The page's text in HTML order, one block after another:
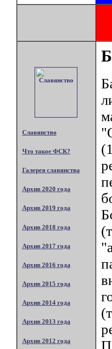
Славянство
Что такое ФСК?
Галерея славянства
Архив 2020 года
Архив 2019 года
Архив 2018 года
Архив 2017 года
Архив 2016 года
Архив 2015 года
Архив 2014 года
Архив 2013 года
Архив 2012 года